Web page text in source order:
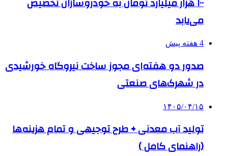
می‌یابد
4 هفته پیش
صدور دو هفته‌ای مجوز ساخت نیروگاه خورشیدی
در شهرک‌های صنعتی
۱۴۰۵/۰۴/۱۵
تولید آب معدنی + طرح توجیهی و تمام هزینه‌ها
(راهنمای کامل )